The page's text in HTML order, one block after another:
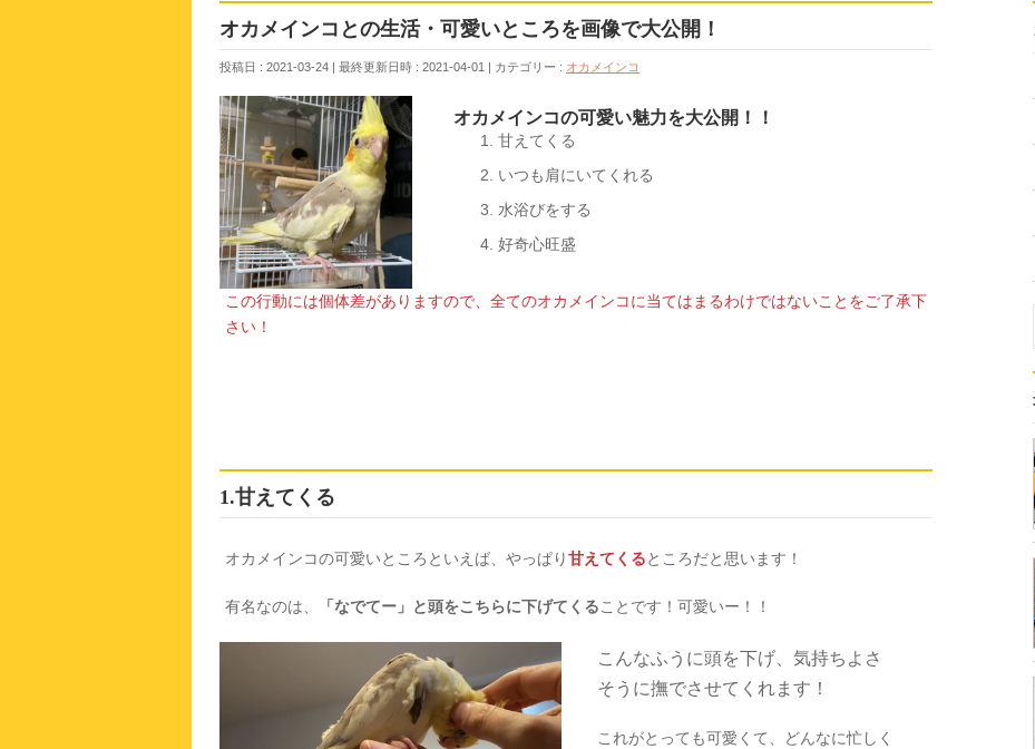
オカメインコとの生活・可愛いところを画像で大公開！
投稿日 : 2021-03-24 最終更新日時 : 2021-04-01 カテゴリー : オカメインコ
オカメインコの可愛い魅力を大公開！！
甘えてくる
いつも肩にいてくれる
水浴びをする
好奇心旺盛
この行動には個体差がありますので、全てのオカメインコに当てはまるわけではないことをご了承下
さい！
1.甘えてくる
オカメインコの可愛いところといえば、やっぱり甘えてくるところだと思います！
有名なのは、 「なでてー」と頭をこちらに下げてくることです！可愛いー！！
こんなふうに頭を下げ、気持ちよさ
そうに撫でさせてくれます！
これがとっても可愛くて、どんなに忙しく